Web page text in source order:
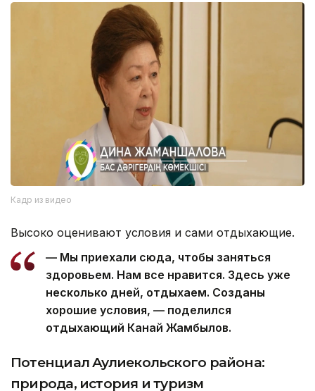
Кадр из видео
Высоко оценивают условия и сами отдыхающие.
— Мы приехали сюда, чтобы заняться
здоровьем. Нам все нравится. Здесь уже
несколько дней, отдыхаем. Созданы
хорошие условия, — поделился
отдыхающий Канай Жамбылов.
Потенциал Аулиекольского района:
природа, история и туризм